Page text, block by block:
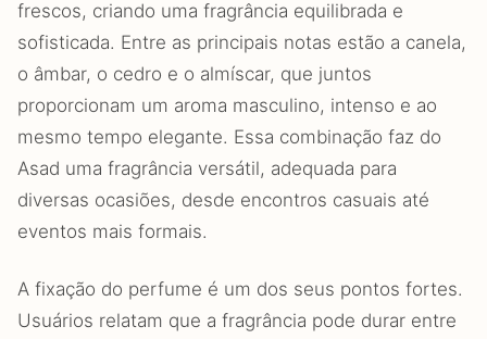
frescos, criando uma fragrância equilibrada e
sofisticada. Entre as principais notas estão a canela,
o âmbar, o cedro e o almíscar, que juntos
proporcionam um aroma masculino, intenso e ao
mesmo tempo elegante. Essa combinação faz do
Asad uma fragrância versátil, adequada para
diversas ocasiões, desde encontros casuais até
eventos mais formais.
A fixação do perfume é um dos seus pontos fortes.
Usuários relatam que a fragrância pode durar entre